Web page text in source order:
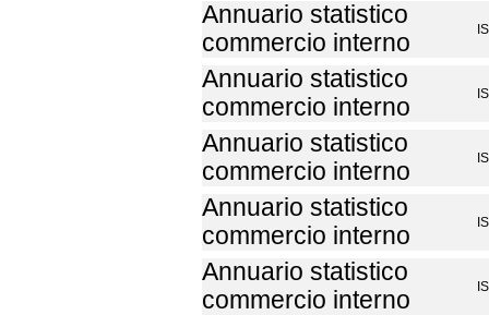
Annuario statistico
commercio interno
Annuario statistico
commercio interno
Annuario statistico
commercio interno
Annuario statistico
commercio interno
Annuario statistico
commercio interno